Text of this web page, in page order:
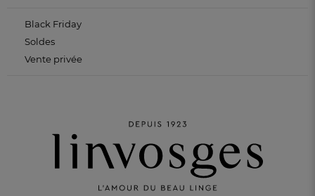
Black Friday
Soldes
Vente privée